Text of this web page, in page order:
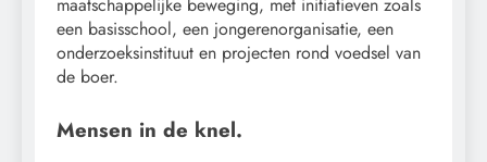
een basisschool, een jongerenorganisatie, een
onderzoeksinstituut en projecten rond voedsel van
de boer.
Mensen in de knel.